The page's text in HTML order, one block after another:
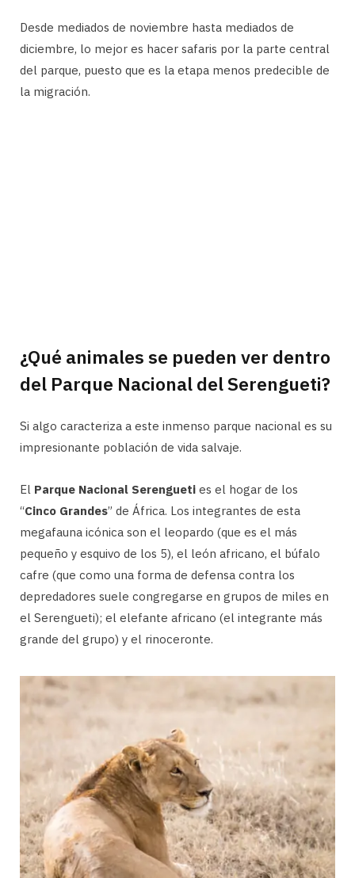
Desde mediados de noviembre hasta mediados de
diciembre, lo mejor es hacer safaris por la parte central
del parque, puesto que es la etapa menos predecible de
la migración.
¿Qué animales se pueden ver dentro
del Parque Nacional del Serengueti?
Si algo caracteriza a este inmenso parque nacional es su
impresionante población de vida salvaje.
El Parque Nacional Serengueti es el hogar de los
“Cinco Grandes” de África. Los integrantes de esta
megafauna icónica son el leopardo (que es el más
pequeño y esquivo de los 5), el león africano, el búfalo
cafre (que como una forma de defensa contra los
depredadores suele congregarse en grupos de miles en
el Serengueti); el elefante africano (el integrante más
grande del grupo) y el rinoceronte.